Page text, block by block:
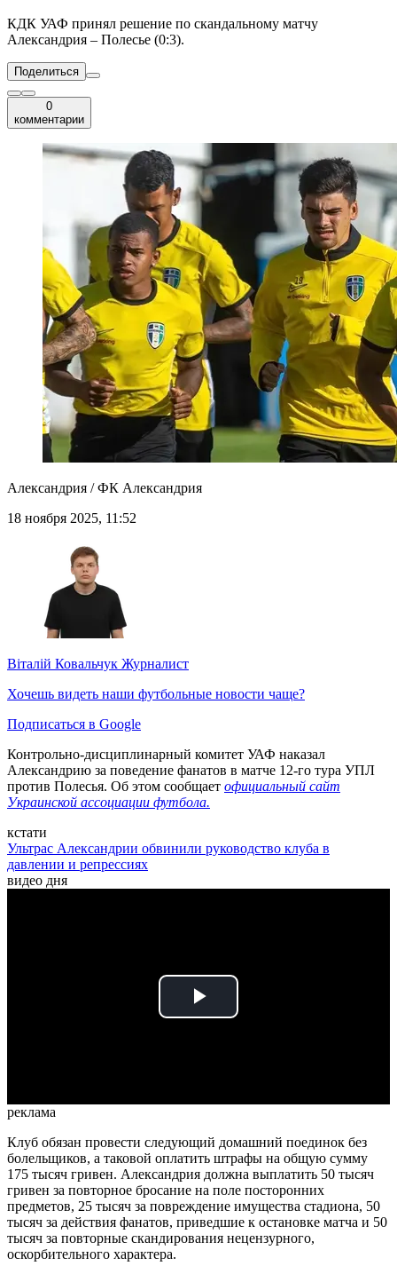
КДК УАФ принял решение по скандальному матчу
Александрия – Полесье (0:3).
Поделиться
0
комментарии
Александрия / ФК Александрия
18 ноября 2025, 11:52
Віталій Ковальчук Журналист
Хочешь видеть наши футбольные новости чаще?
Подписаться в Google
Контрольно-дисциплинарный комитет УАФ наказал
Александрию за поведение фанатов в матче 12-го тура УПЛ
против Полесья. Об этом сообщает официальный сайт
Украинской ассоциации футбола.
кстати
Ультрас Александрии обвинили руководство клуба в
давлении и репрессиях
видео дня
Play
реклама
Клуб обязан провести следующий домашний поединок без
болельщиков, а таковой оплатить штрафы на общую сумму
175 тысяч гривен. Александрия должна выплатить 50 тысяч
гривен за повторное бросание на поле посторонних
предметов, 25 тысяч за повреждение имущества стадиона, 50
тысяч за действия фанатов, приведшие к остановке матча и 50
тысяч за повторные скандирования нецензурного,
оскорбительного характера.